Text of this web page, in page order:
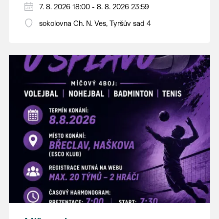
PÁTEK 7. srpna
18:00 - ruční stavění máje
14:00 - krojový průvod pro stárky od
hostince “U Buvola”
16:00 - odpolední zábava na sokolovně
21:00 - večerní zábava
K tanci a poslechu bude hrát DH
Lanžhotčané.
Těšíme se na Vás!
7. 8. 2026 18:00 - 8. 8. 2026 23:59
sokolovna Ch. N. Ves, Tyršův sad 4